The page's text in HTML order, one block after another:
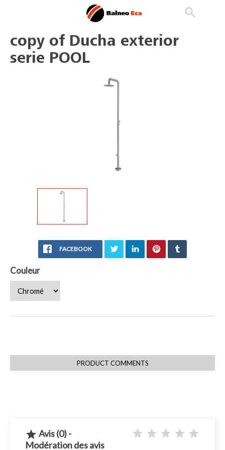
search
copy of Ducha exterior
serie POOL
FACEBOOK
Couleur
PRODUCT COMMENTS
 Avis (0) -
Modération des avis